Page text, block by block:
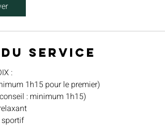
service
:
1h15 pour le premier)
: minimum 1h15)